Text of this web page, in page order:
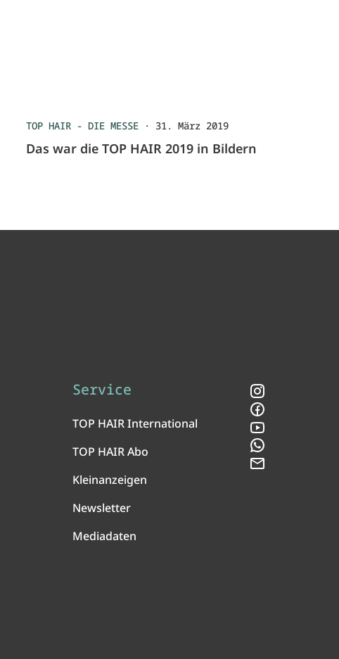
TOP HAIR - DIE MESSE· 31. März 2019
Das war die TOP HAIR 2019 in Bildern
Service
TOP HAIR International
TOP HAIR Abo
Kleinanzeigen
Newsletter
Mediadaten